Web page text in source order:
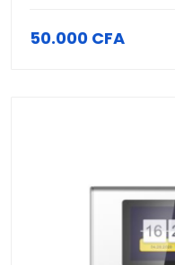
50.000 CFA